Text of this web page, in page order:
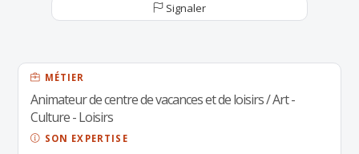
Signaler
MÉTIER
Animateur de centre de vacances et de loisirs / Art -
Culture - Loisirs
SON EXPERTISE